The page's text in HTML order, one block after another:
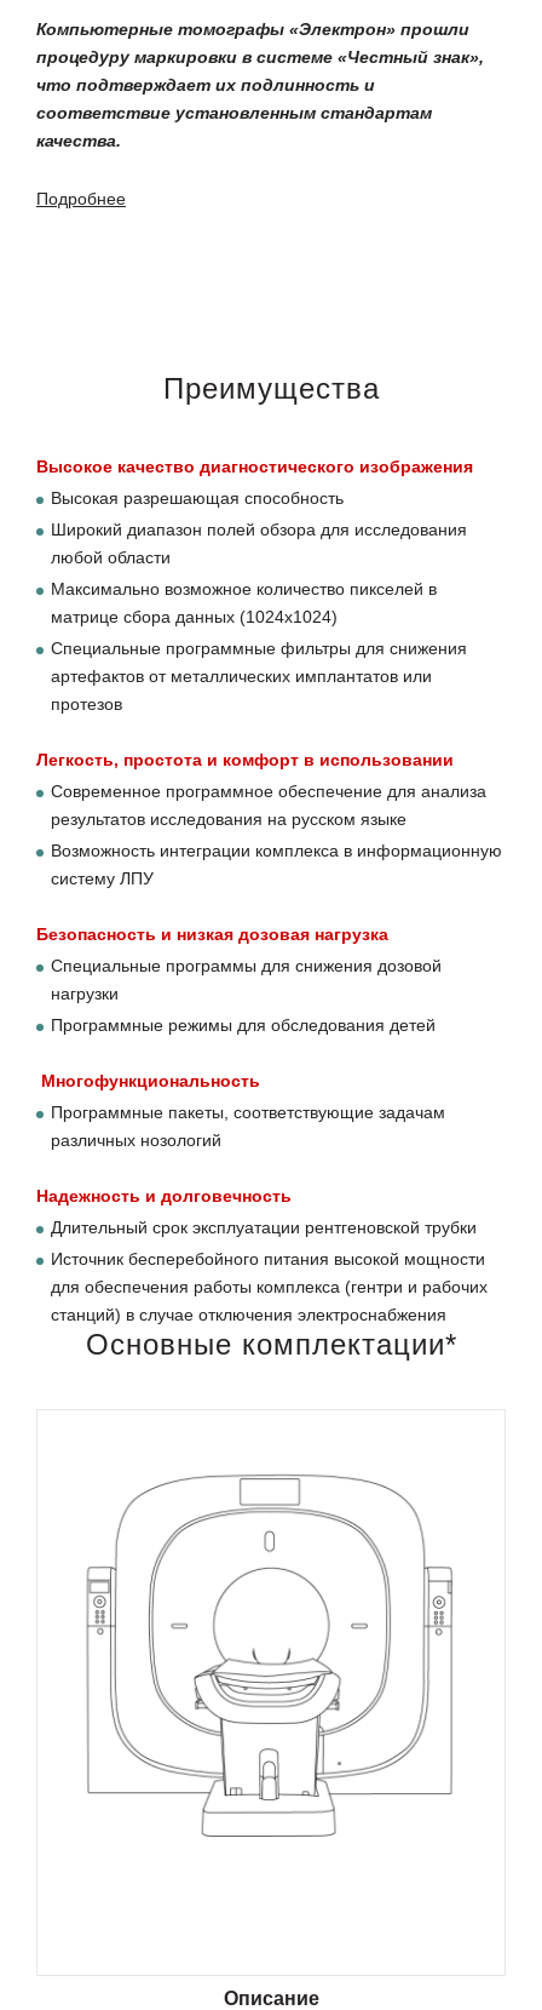
Компьютерные томографы «Электрон» прошли
процедуру маркировки в системе «Честный знак»,
что подтверждает их подлинность и
соответствие установленным стандартам
качества.
Подробнее
Преимущества
Высокое качество диагностического изображения
Высокая разрешающая способность
Широкий диапазон полей обзора для исследования
любой области
Максимально возможное количество пикселей в
матрице сбора данных (1024х1024)
Специальные программные фильтры для снижения
артефактов от металлических имплантатов или
протезов
Легкость, простота и комфорт в использовании
Современное программное обеспечение для анализа
результатов исследования на русском языке
Возможность интеграции комплекса в информационную
систему ЛПУ
Безопасность и низкая дозовая нагрузка
Специальные программы для снижения дозовой
нагрузки
Программные режимы для обследования детей
Многофункциональность
Программные пакеты, соответствующие задачам
различных нозологий
Надежность и долговечность
Длительный срок эксплуатации рентгеновской трубки
Источник бесперебойного питания высокой мощности
для обеспечения работы комплекса (гентри и рабочих
станций) в случае отключения электроснабжения
Основные комплектации*
Описание